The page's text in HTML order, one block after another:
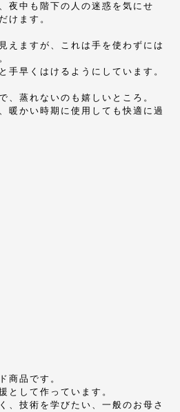
夜中も階下の人の迷惑を気にせ
けます。
えますが、これは手を使わずには
手早くはけるようにしています。
、蒸れないのも嬉しいところ。
暖かい時期に使用しても快適に過
商品です。
として作っています。
、技術を学びたい、一般のお母さ